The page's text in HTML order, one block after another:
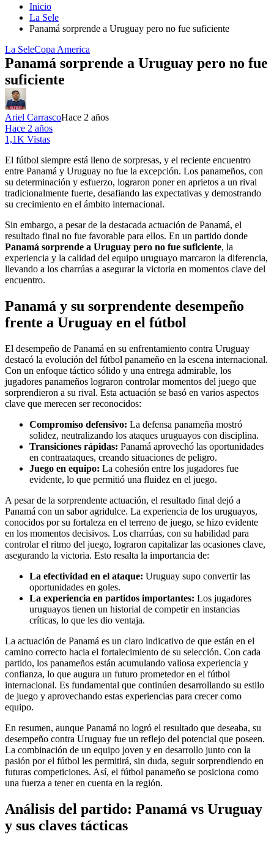
Inicio
La Sele
Panamá sorprende a Uruguay pero no fue suficiente
La SeleCopa America
Panamá sorprende a Uruguay pero no fue
suficiente
Ariel CarrascoHace 2 años
Hace 2 años
1,1K Vistas
El fútbol siempre está lleno de sorpresas, y el reciente encuentro
entre Panamá y Uruguay no fue la excepción. Los panameños, con
su determinación y esfuerzo, lograron poner en aprietos a un rival
tradicionalmente fuerte, desafiando las expectativas y demostrando
su crecimiento en el ámbito internacional.
Sin embargo, a pesar de la destacada actuación de Panamá, el
resultado final no fue favorable para ellos. En un partido donde
Panamá sorprende a Uruguay pero no fue suficiente, la
experiencia y la calidad del equipo uruguayo marcaron la diferencia,
llevando a los charrúas a asegurar la victoria en momentos clave del
encuentro.
Panamá y su sorprendente desempeño
frente a Uruguay en el fútbol
El desempeño de Panamá en su enfrentamiento contra Uruguay
destacó la evolución del fútbol panameño en la escena internacional.
Con un enfoque táctico sólido y una entrega admirable, los
jugadores panameños lograron controlar momentos del juego que
sorprendieron a su rival. Esta actuación se basó en varios aspectos
clave que merecen ser reconocidos:
Compromiso defensivo: La defensa panameña mostró
solidez, neutralizando los ataques uruguayos con disciplina.
Transiciones rápidas: Panamá aprovechó las oportunidades
en contraataques, creando situaciones de peligro.
Juego en equipo: La cohesión entre los jugadores fue
evidente, lo que permitió una fluidez en el juego.
A pesar de la sorprendente actuación, el resultado final dejó a
Panamá con un sabor agridulce. La experiencia de los uruguayos,
conocidos por su fortaleza en el terreno de juego, se hizo evidente
en los momentos decisivos. Los charrúas, con su habilidad para
controlar el ritmo del juego, lograron capitalizar las ocasiones clave,
asegurando la victoria. Esto resalta la importancia de:
La efectividad en el ataque: Uruguay supo convertir las
oportunidades en goles.
La experiencia en partidos importantes: Los jugadores
uruguayos tienen un historial de competir en instancias
críticas, lo que les dio ventaja.
La actuación de Panamá es un claro indicativo de que están en el
camino correcto hacia el fortalecimiento de su selección. Con cada
partido, los panameños están acumulando valiosa experiencia y
confianza, lo que augura un futuro prometedor en el fútbol
internacional. Es fundamental que continúen desarrollando su estilo
de juego y aprovechando estas experiencias para crecer como
equipo.
En resumen, aunque Panamá no logró el resultado que deseaba, su
desempeño contra Uruguay fue un reflejo del potencial que poseen.
La combinación de un equipo joven y en desarrollo junto con la
pasión por el fútbol les permitirá, sin duda, seguir sorprendiendo en
futuras competiciones. Así, el fútbol panameño se posiciona como
una fuerza a tener en cuenta en la región.
Análisis del partido: Panamá vs Uruguay
y sus claves tácticas